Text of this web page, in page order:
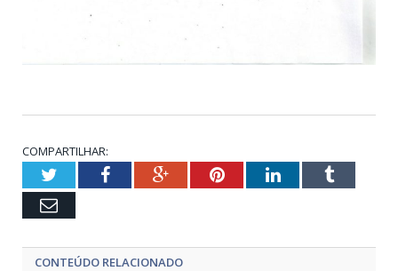
COMPARTILHAR:
TwitterFacebookGoogle+PinterestLinkedInTumblr
Email
CONTEÚDO RELACIONADO